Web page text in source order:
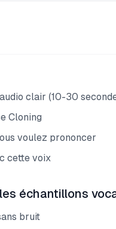
clair (10-30
Cloning
voulez prononcer
cette voix
échantillons
bruit